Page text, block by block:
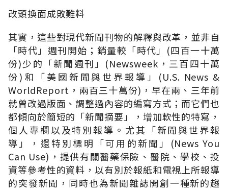
改頭換面成敗難料
其實，這些對現代新聞刊物的解釋與改革，並非自
「時代」週刊開始；銷量較「時代」(四百一十萬
份)少的「新聞週刊」(Newsweek，三百四十萬
份)和「美國新聞與世界報導」(U.S. News &
WorldReport，兩百三十萬份)，早在兩、三年前
就曾改過版面、調整過內容的編寫方式；而它們也
都傾向於簡短的「新聞摘要」，增加軟性的特寫，
個人專欄以及特別報導。尤其「新聞與世界報
導」，還特別標明「可用的新聞」(News You
Can Use)，提供有關醫藥保險、醫院、學校、投
資等參考性的資料，以有別於報紙和電視上所報導
的突發新聞，同時也為新聞雜誌開創一種新的趨